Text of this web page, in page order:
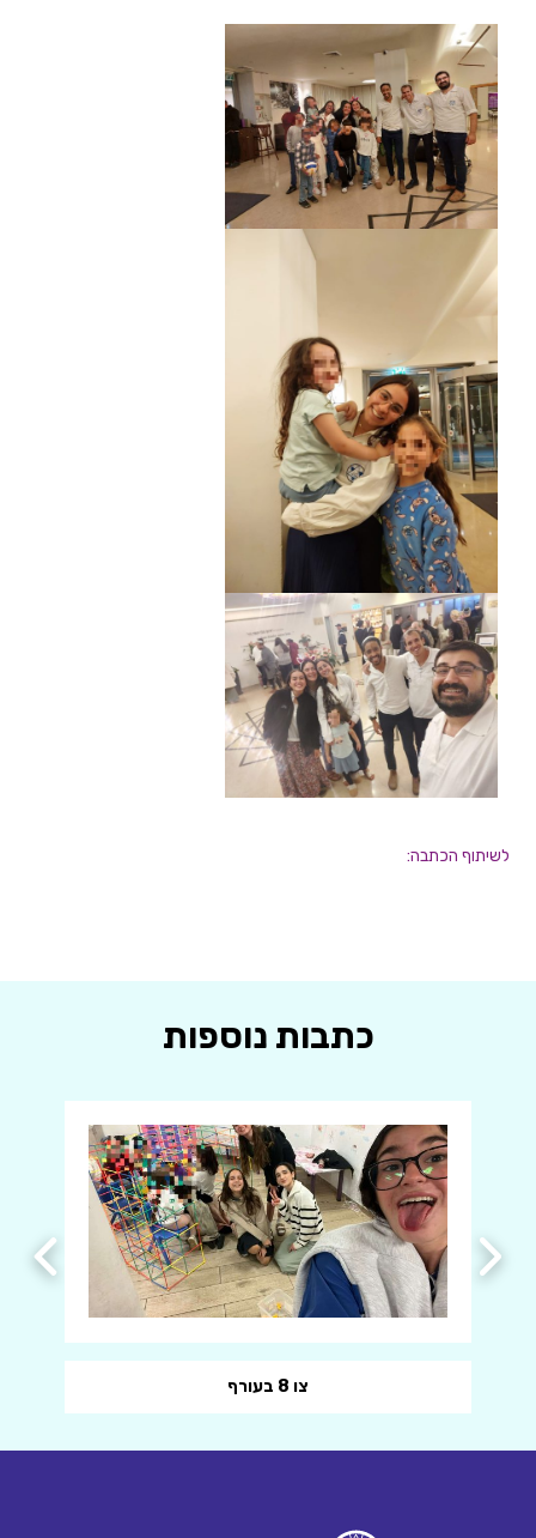
לשיתוף הכתבה:
כתבות נוספות
צו 8 בעורף